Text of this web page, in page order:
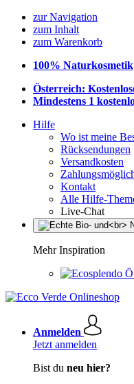
zur Navigation
zum Inhalt
zum Warenkorb
100% Naturkosmetik
Österreich:
Mindestens 1
Hilfe
Wo ist meine
Rücksendungen
Versandkosten
Kontakt
Alle Hilfe-
Live-Chat
Mehr Inspiration
Anmelden
Jetzt anmelden
Bist du neu hier?